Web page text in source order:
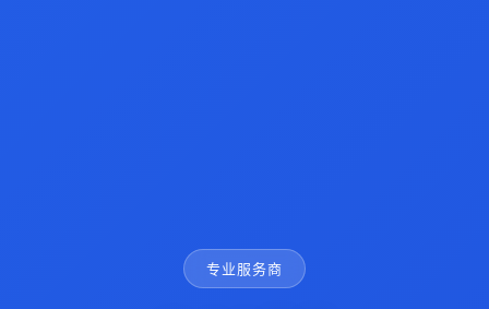
专业服务商